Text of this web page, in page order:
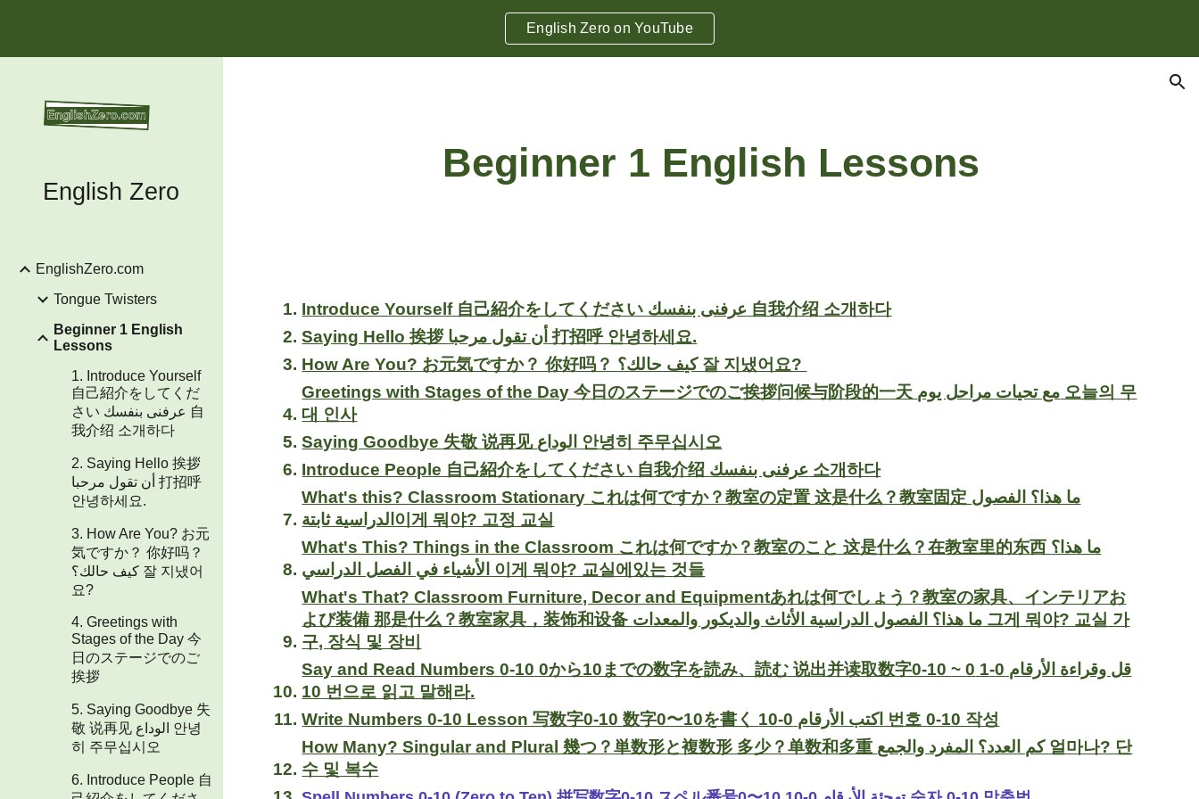
English Zero on YouTube
English Zero
EnglishZero.com
Tongue Twisters
Beginner 1 English
Lessons
1. Introduce Yourself
自己紹介をしてくだ
さい عرفنى بنفسك 自
我介绍 소개하다
2. Saying Hello 挨拶
أن تقول مرحبا 打招呼
안녕하세요.
3. How Are You? お元
気ですか？ 你好吗？
كيف حالك؟ 잘 지냈어
요?
4. Greetings with
Stages of the Day 今
日のステージでのご
挨拶
5. Saying Goodbye 失
敬 说再见 الوداع 안녕
히 주무십시오
6. Introduce People 自
Beginner 1 English Lessons
Introduce Yourself 自己紹介をしてください عرفنى بنفسك 自我介绍 소개하다
Saying Hello 挨拶 أن تقول مرحبا 打招呼 안녕하세요.
How Are You? お元気ですか？ 你好吗？ كيف حالك؟ 잘 지냈어요?
Greetings with Stages of the Day 今日のステージでのご挨拶问候与阶段的一天 مع تحيات مراحل يوم 오늘의 무
대 인사
Saying Goodbye 失敬 说再见 الوداع 안녕히 주무십시오
Introduce People 自己紹介をしてください 自我介绍 عرفنى بنفسك 소개하다
What's this? Classroom Stationary これは何ですか？教室の定置 这是什么？教室固定 ما هذا؟ الفصول
الدراسية ثابتة이게 뭐야? 고정 교실
What's This? Things in the Classroom これは何ですか？教室のこと 这是什么？在教室里的东西 ما هذا؟
الأشياء في الفصل الدراسي 이게 뭐야? 교실에있는 것들
What's That? Classroom Furniture, Decor and Equipmentあれは何でしょう？教室の家具、インテリアお
よび装備 那是什么？教室家具，装饰和设备 ما هذا؟ الفصول الدراسية الأثاث والديكور والمعدات 그게 뭐야? 교실 가
구, 장식 및 장비
Say and Read Numbers0-10 0から10までの数字を読み、読む 说出并读取数字0-10 قل وقراءة الأرقام 0-1 0 ~
10 번으로 읽고 말해라.
Write Numbers 0-10 Lesson 写数字0-10 数字0〜10を書く اكتب الأرقام 0-10 번호 0-10 작성
How Many? Singular and Plural 幾つ？単数形と複数形 多少？单数和多重 كم العدد؟ المفرد والجمع 얼마나? 단
수 및 복수